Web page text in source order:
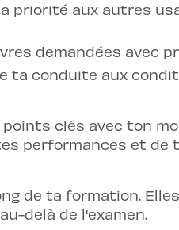
priorité aux autres
demandées avec
ta conduite aux
clés avec ton
performances et de
de ta formation.
delà de l'examen.